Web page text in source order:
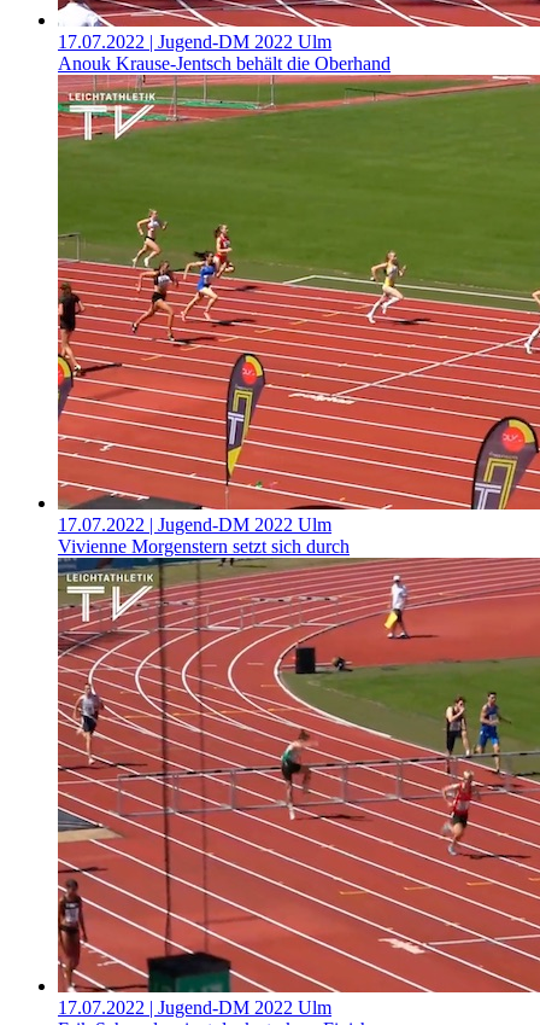
17.07.2022 | Jugend-DM 2022 Ulm
Anouk Krause-Jentsch behält die Oberhand
17.07.2022 | Jugend-DM 2022 Ulm
Vivienne Morgenstern setzt sich durch
17.07.2022 | Jugend-DM 2022 Ulm